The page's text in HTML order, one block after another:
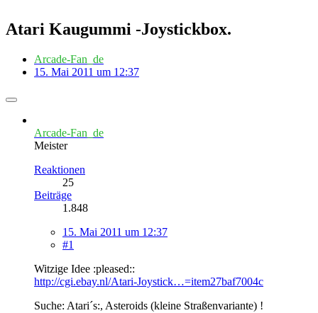
Atari Kaugummi -Joystickbox.
Arcade-Fan_de
15. Mai 2011 um 12:37
Arcade-Fan_de
Meister
Reaktionen
25
Beiträge
1.848
15. Mai 2011 um 12:37
#1
Witzige Idee :pleased::
http://cgi.ebay.nl/Atari-Joystick…=item27baf7004c
Suche: Atari´s:, Asteroids (kleine Straßenvariante) !